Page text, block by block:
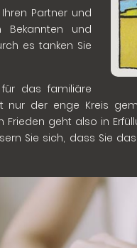
Partner und
und
es tanken Sie
das familiäre
der enge Kreis
geht also in
Sie sich, dass Sie